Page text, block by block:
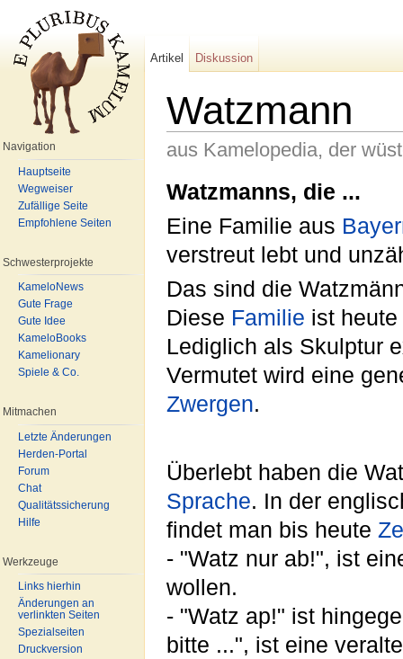
Watzmann
aus Kamelopedia, der
Watzmanns, die ...
Eine Familie aus
verstreut lebt und
Das sind die
Diese Familie ist
Lediglich als Skulptur
Vermutet wird eine
Zwergen.
Überlebt haben die
Sprache. In der
findet man bis heute
- "Watz nur ab!", ist
wollen.
- "Watz ap!" ist
bitte ...", ist eine
Artikel Diskussion
Navigation
Hauptseite
Wegweiser
Zufällige Seite
Empfohlene Seiten
Schwesterprojekte
KameloNews
Gute Frage
Gute Idee
KameloBooks
Kamelionary
Spiele & Co.
Mitmachen
Letzte Änderungen
Herden-Portal
Forum
Chat
Qualitätssicherung
Hilfe
Werkzeuge
Links hierhin
Änderungen an
verlinkten Seiten
Spezialseiten
Druckversion